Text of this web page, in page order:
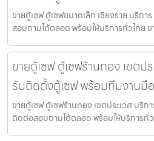
ขายตู้เซฟ ตู้เซฟขนาดเล็ก เชียงราย บริก
สอบถามได้ตลอด พร้อมให้บริการทั่วไทย ข
ขายตู้เซฟ ตู้เซฟร้านทอง เขตป
รับติดตั้งตู้เซฟ พร้อมทีมงานมื
ขายตู้เซฟ ตู้เซฟร้านทอง เขตประเวศ บริ
ติดต่อสอบถามได้ตลอด พร้อมให้บริการทั่